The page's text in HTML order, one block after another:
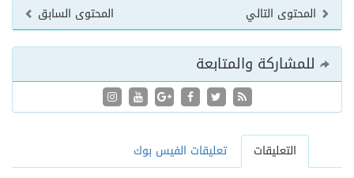
المحتوى السابق المحتوى التالي
للمشاركة والمتابعة
التعليقات تعليقات الفيس بوك